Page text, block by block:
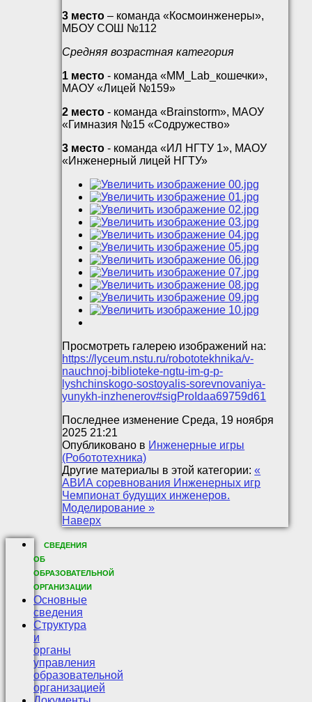
3 место – команда «Космоинженеры»,
МБОУ СОШ №112
Средняя возрастная категория
1 место - команда «ММ_Lab_кошечки»,
МАОУ «Лицей №159»
2 место - команда «Brainstorm», МАОУ
«Гимназия №15 «Содружество»
3 место - команда «ИЛ НГТУ 1», МАОУ
«Инженерный лицей НГТУ»
Просмотреть галерею изображений на:
https://lyceum.nstu.ru/robototekhnika/v-
nauchnoj-biblioteke-ngtu-im-g-p-
lyshchinskogo-sostoyalis-sorevnovaniya-
yunykh-inzhenerov#sigProIdaa69759d61
Последнее изменение Среда, 19 ноября
2025 21:21
Опубликовано в Инженерные игры
(Робототехника)
Другие материалы в этой категории: «
АВИА соревнования Инженерных игр
Чемпионат будущих инженеров.
Моделирование »
Наверх
СВЕДЕНИЯ
ОБ
ОБРАЗОВАТЕЛЬНОЙ
ОРГАНИЗАЦИИ
Основные
сведения
Структура
и
органы
управления
образовательной
организацией